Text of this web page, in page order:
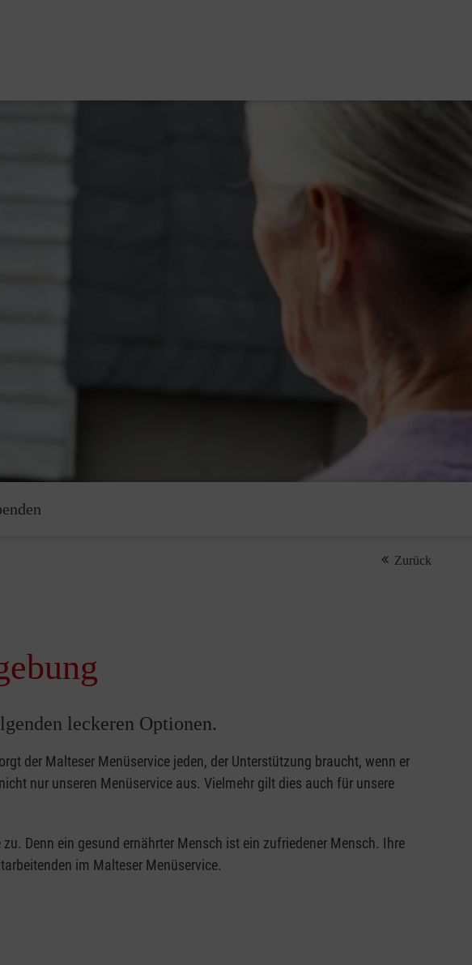
Zurück
leckeren Optionen.
der Malteser Menüservice jeden, der Unterstützung braucht, wenn er
nur unseren Menüservice aus. Vielmehr gilt dies auch für unsere
Denn ein gesund ernährter Mensch ist ein zufriedener Mensch. Ihre
im Malteser Menüservice.